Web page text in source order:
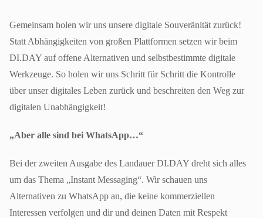
Gemeinsam holen wir uns unsere digitale Souveränität zurück!
Statt Abhängigkeiten von großen Plattformen setzen wir beim
DI.DAY auf offene Alternativen und selbstbestimmte digitale
Werkzeuge. So holen wir uns Schritt für Schritt die Kontrolle
über unser digitales Leben zurück und beschreiten den Weg zur
digitalen Unabhängigkeit!
„Aber alle sind bei WhatsApp…“
Bei der zweiten Ausgabe des Landauer DI.DAY dreht sich alles
um das Thema „Instant Messaging“. Wir schauen uns
Alternativen zu WhatsApp an, die keine kommerziellen
Interessen verfolgen und dir und deinen Daten mit Respekt